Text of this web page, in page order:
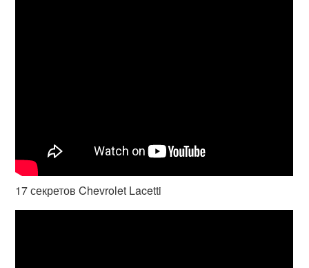
17 секретов Chevrolet Lacetti